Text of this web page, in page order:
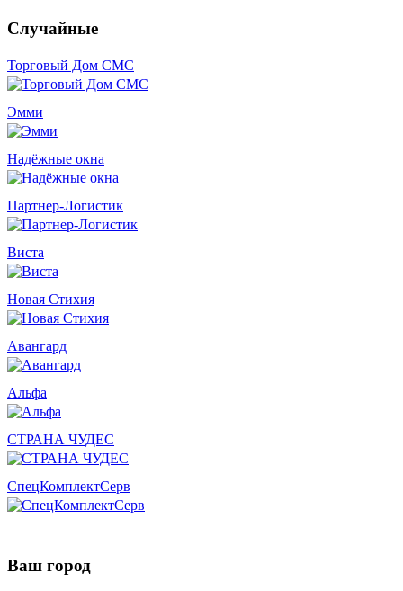
Случайные
Торговый Дом СМС
Эмми
Надёжные окна
Партнер-Логистик
Виста
Новая Стихия
Авангард
Альфа
СТРАНА ЧУДЕС
СпецКомплектСерв
Ваш город